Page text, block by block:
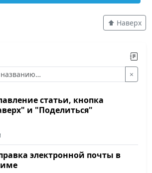
⬆️ Наверх
×
статьи, кнопка
и "Поделиться"
электронной почты в